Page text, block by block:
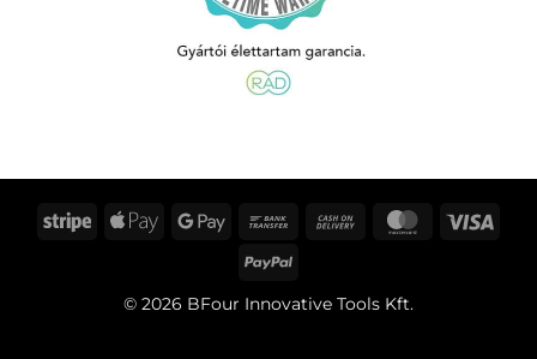
Stripe
Apple
Google
Bank
Cash
MasterCard
PayPal
© 2026 BFour Innovative Tools Kft.